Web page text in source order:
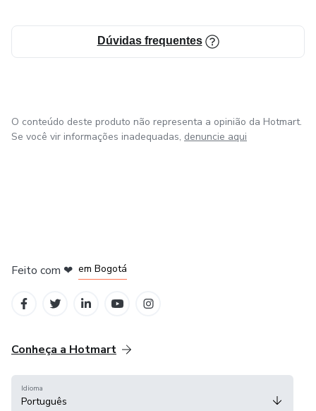
Dúvidas frequentes
O conteúdo deste produto não representa a opinião da Hotmart.
Se você vir informações inadequadas, denuncie aqui
Feito com ❤ em Bogotá
Conheça a Hotmart
Idioma
Português